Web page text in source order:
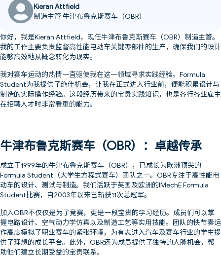
Kieran Attfield
制造主管 牛津布鲁克斯赛车（OBR）
你好，我是Kieran Attfield，现任牛津布鲁克斯赛车（OBR）制造主管。
我的工作主要负责监督高性能电动车关键零部件的生产，确保我们的设计
能够高效地从概念转化为现实。
我对赛车运动的热情一直驱使我在这一领域寻求实践经验。Formula
Student为我提供了绝佳机会，让我在正式进入行业前，便能积累设计与
制造的实际操作经验。这段经历带来的宝贵实践知识，也是各行各业雇主
在招聘人才时非常看重的能力。
牛津布鲁克斯赛车（OBR）：卓越传承
成立于1999年的牛津布鲁克斯赛车（OBR），已成长为欧洲顶尖的
Formula Student（大学生方程式赛车）团队之一。OBR专注于高性能电
动车的设计、测试与制造。我们活跃于英国及欧洲的IMechE Formula
Student比赛，自2003年以来已斩获11次总冠军。
加入OBR不仅仅是为了竞赛，更是一段宝贵的学习经历。成员们可以掌
握电路设计、空气动力学仿真以及制造工艺等实用技能。团队的快节奏运
作高度模拟了职业赛车的紧张环境，为有志进入汽车及赛车行业的学生提
供了理想的成长平台。此外，OBR还为成员提供了独特的人脉机会，帮
助他们建立长期受益的宝贵联系。